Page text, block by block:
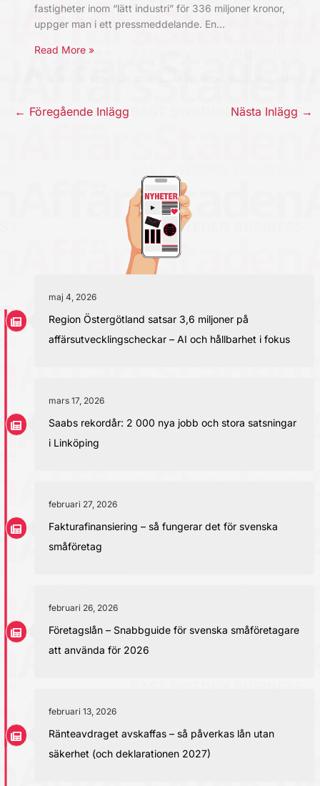
fastigheter inom “lätt industri” för 336 miljoner kronor,
uppger man i ett pressmeddelande. En…
Read More »
← Föregående Inlägg Nästa Inlägg →
maj 4, 2026
Region Östergötland satsar 3,6 miljoner på
affärsutvecklingscheckar – AI och hållbarhet i fokus
mars 17, 2026
Saabs rekordår: 2 000 nya jobb och stora satsningar
i Linköping
februari 27, 2026
Fakturafinansiering – så fungerar det för svenska
småföretag
februari 26, 2026
Företagslån – Snabbguide för svenska småföretagare
att använda för 2026
februari 13, 2026
Ränteavdraget avskaffas – så påverkas lån utan
säkerhet (och deklarationen 2027)